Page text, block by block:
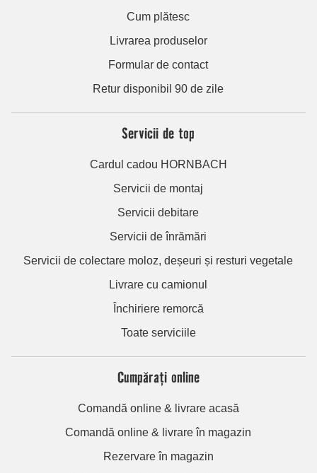
Cum plătesc
Livrarea produselor
Formular de contact
Retur disponibil 90 de zile
Servicii de top
Cardul cadou HORNBACH
Servicii de montaj
Servicii debitare
Servicii de înrămări
Servicii de colectare moloz, deșeuri și resturi vegetale
Livrare cu camionul
Închiriere remorcă
Toate serviciile
Cumpărați online
Comandă online & livrare acasă
Comandă online & livrare în magazin
Rezervare în magazin